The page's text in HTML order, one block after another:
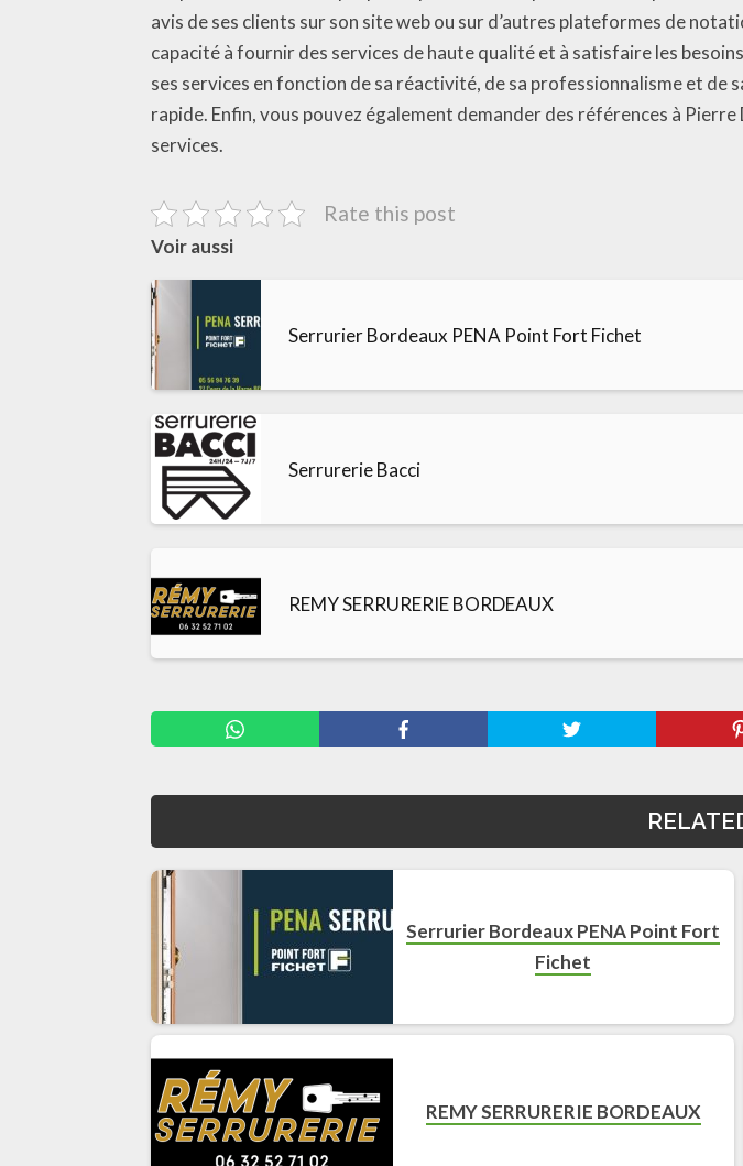
avis de ses clients sur son site web ou sur d’autres plateformes de
capacité à fournir des services de haute qualité et à satisfaire les
ses services en fonction de sa réactivité, de sa professionnalisme et
rapide. Enfin, vous pouvez également demander des références à
services.
Rate this post
Voir aussi
Serrurier Bordeaux PENA Point Fort Fichet
Serrurerie Bacci
REMY SERRURERIE BORDEAUX
Serrurier Bordeaux PENA Point Fort
Fichet
REMY SERRURERIE BORDEAUX